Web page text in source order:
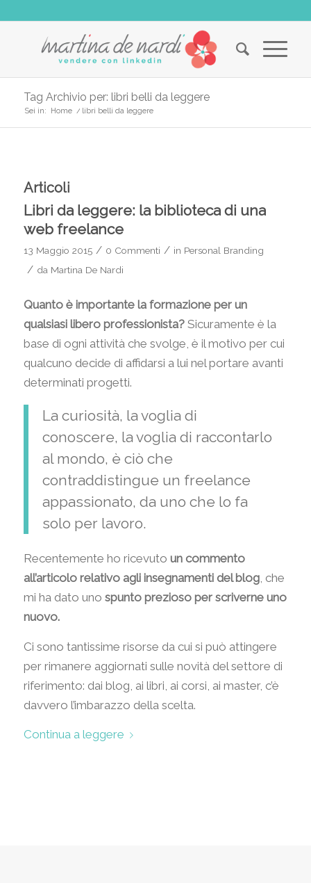
Tag Archivio per: libri belli da leggere
Sei in: Home / libri belli da leggere
Articoli
Libri da leggere: la biblioteca di una
web freelance
13 Maggio 2015 / 0 Commenti / in Personal Branding
/ da Martina De Nardi
Quanto è importante la formazione per un
qualsiasi libero professionista?Sicuramente è la
base di ogni attività che svolge, è il motivo per cui
qualcuno decide di affidarsi a lui nel portare avanti
determinati progetti.
La curiosità, la voglia di
conoscere, la voglia di raccontarlo
al mondo, è ciò che
contraddistingue un freelance
appassionato, da uno che lo fa
solo per lavoro.
Recentemente ho ricevuto un commento
all’articolo relativo agli insegnamenti del blog, che
mi ha dato uno spunto prezioso per scriverne uno
nuovo.
Ci sono tantissime risorse da cui si può attingere
per rimanere aggiornati sulle novità del settore di
riferimento: dai blog, ai libri, ai corsi, ai master, c’è
davvero l’imbarazzo della scelta.
Continua a leggere